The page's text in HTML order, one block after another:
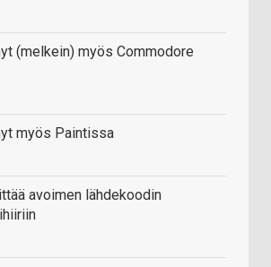
(melkein) myös Commodore
myös Paintissa
avoimen lähdekoodin